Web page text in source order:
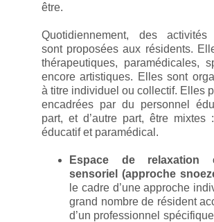
être.
Quotidiennement, des activités
sont proposées aux résidents.
thérapeutiques, paramédicales,
encore artistiques. Elles sont
à titre individuel ou collectif. Elles
encadrées par du personnel
part, et d’autre part, être mixtes
éducatif et paramédical.
Espace de relaxation
sensoriel (approche
le cadre d’une approche
grand nombre de résident
d’un professionnel